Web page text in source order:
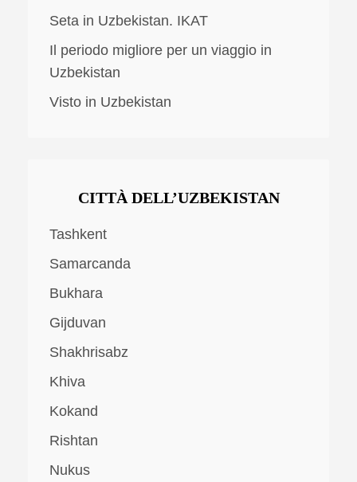
Seta in Uzbekistan. IKAT
Il periodo migliore per un viaggio in
Uzbekistan
Visto in Uzbekistan
CITTÀ DELL’UZBEKISTAN
Tashkent
Samarcanda
Bukhara
Gijduvan
Shakhrisabz
Khiva
Kokand
Rishtan
Nukus